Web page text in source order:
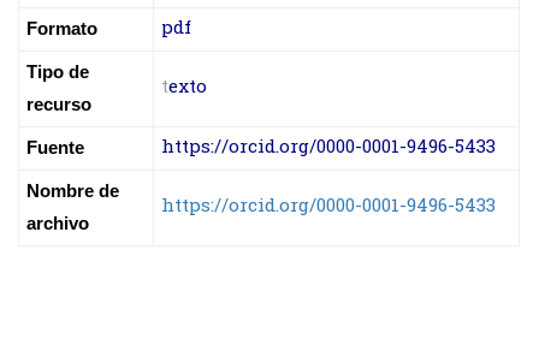
Formato pdf
Tipo de
recurso
texto
Fuente https://orcid.org/0000-0001-9496-5433
Nombre de
archivo
https://orcid.org/0000-0001-9496-5433